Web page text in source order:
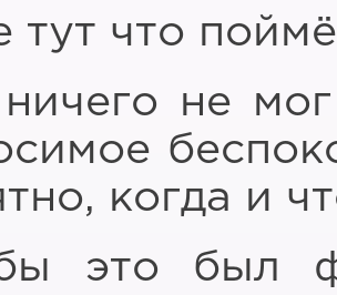
тут что
не
когда и
это был